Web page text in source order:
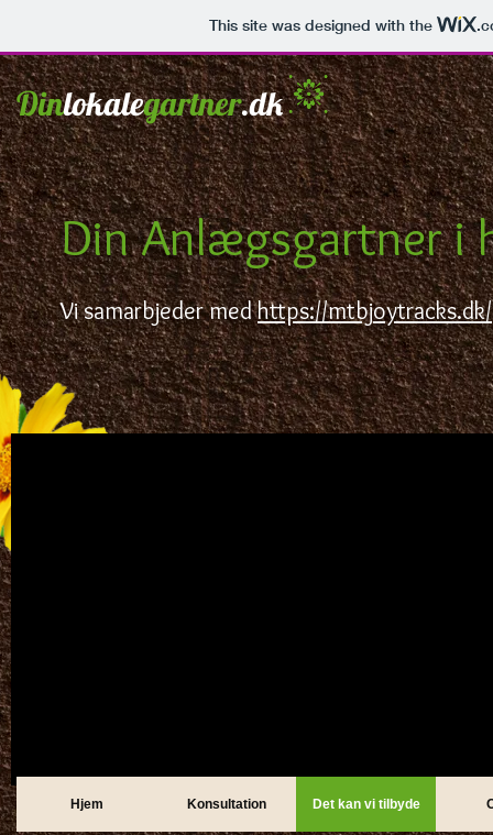
This site was designed with the
Dinlokalegartner.dk
Din Anlægsgartner i
Vi samarbjeder medhttps://mtbjoytracks.dk/
Hjem Konsultation Det kan vi tilbyde